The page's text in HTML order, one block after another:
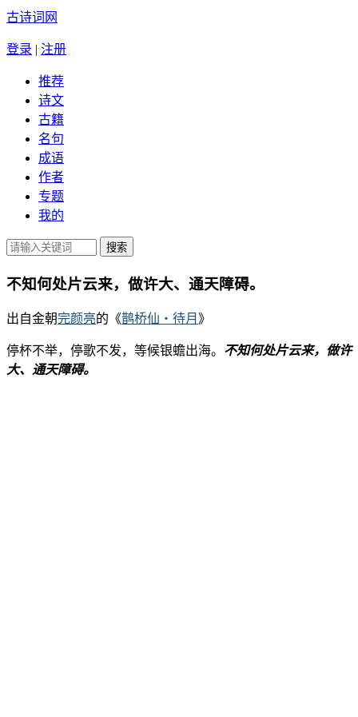
古诗词网
登录 | 注册
推荐
诗文
古籍
名句
成语
作者
专题
我的
不知何处片云来，做许大、通天障碍。
出自金朝完颜亮的《鹊桥仙・待月 》
停杯不举，停歌不发，等候银蟾出海。 不知何处片云来，做许
大、通天障碍。